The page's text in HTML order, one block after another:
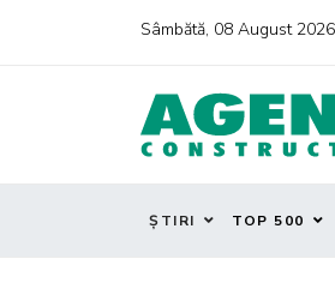
Sâmbătă, 08 August 2026
ȘTIRI TOP 500